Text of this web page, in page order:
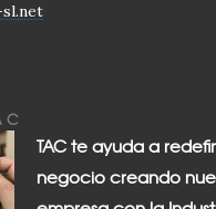
sl.net
TAC te ayuda a
negocio creando